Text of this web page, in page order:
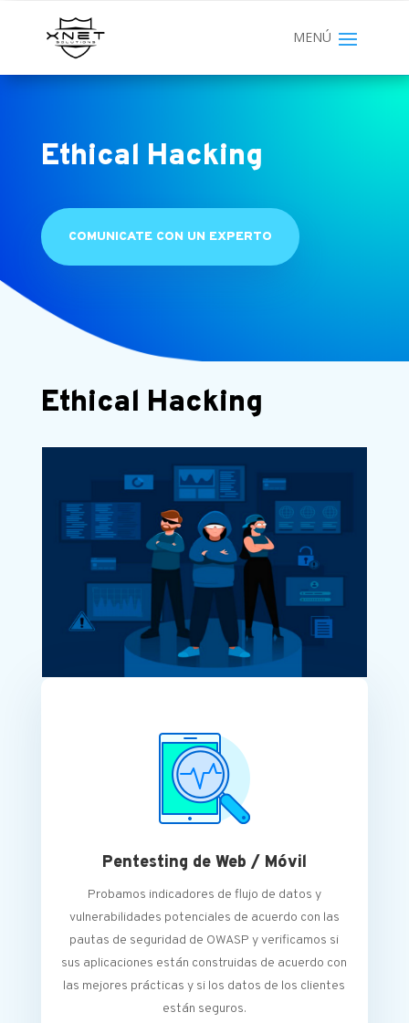
Ethical Hacking
COMUNICATE CON UN EXPERTO
Ethical Hacking
Pentesting de Web / Móvil
Probamos indicadores de flujo de datos y
vulnerabilidades potenciales de acuerdo con las
pautas de seguridad de OWASP y verificamos si
sus aplicaciones están construidas de acuerdo con
las mejores prácticas y si los datos de los clientes
están seguros.